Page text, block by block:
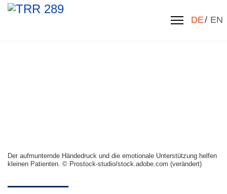
DE EN
Der aufmunternde Händedruck und die emotionale Unterstützung helfen
kleinen Patienten. © Prostock-studio/stock.adobe.com (verändert)